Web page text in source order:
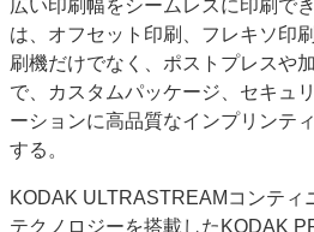
広い印刷幅をシームレスに印刷で
は、オフセット印刷、フレキソ印
刷機だけでなく、ポストプレスや
で、カスタムパッケージ、セキュ
ーションに高品質なインプリンテ
する。
KODAK ULTRASTREAMコンティ
テクノロジーを搭載したKODAK